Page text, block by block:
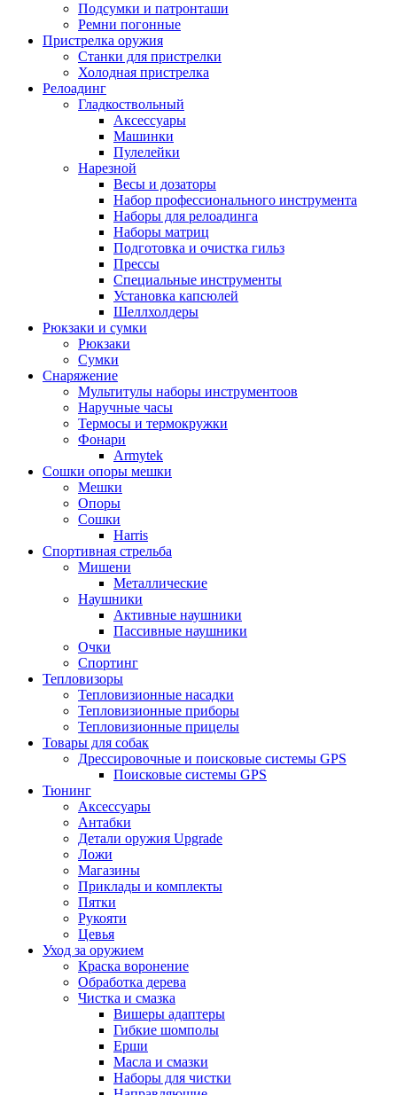
Подсумки и патронташи
Ремни погонные
Пристрелка оружия
Станки для пристрелки
Холодная пристрелка
Релоадинг
Гладкоствольный
Аксессуары
Машинки
Пулелейки
Нарезной
Весы и дозаторы
Набор профессионального инструмента
Наборы для релоадинга
Наборы матриц
Подготовка и очистка гильз
Прессы
Специальные инструменты
Установка капсюлей
Шеллхолдеры
Рюкзаки и сумки
Рюкзаки
Сумки
Снаряжение
Мультитулы наборы инструментоов
Наручные часы
Термосы и термокружки
Фонари
Armytek
Сошки опоры мешки
Мешки
Опоры
Сошки
Harris
Спортивная стрельба
Мишени
Металлические
Наушники
Активные наушники
Пассивные наушники
Очки
Спортинг
Тепловизоры
Тепловизионные насадки
Тепловизионные приборы
Тепловизионные прицелы
Товары для собак
Дрессировочные и поисковые системы GPS
Поисковые системы GPS
Тюнинг
Аксессуары
Антабки
Детали оружия Upgrade
Ложи
Магазины
Приклады и комплекты
Пятки
Рукояти
Цевья
Уход за оружием
Краска воронение
Обработка дерева
Чистка и смазка
Вишеры адаптеры
Гибкие шомполы
Ерши
Масла и смазки
Наборы для чистки